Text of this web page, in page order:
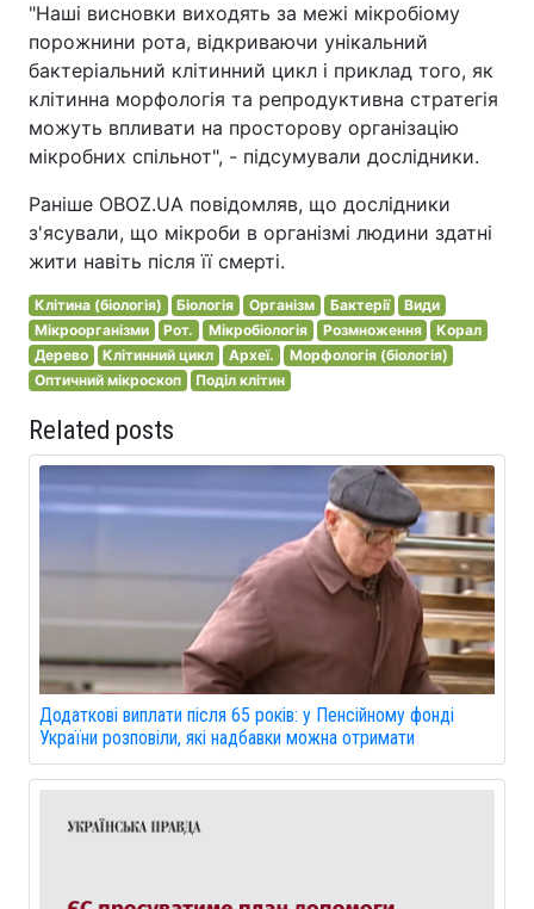
"Наші висновки виходять за межі мікробіому
порожнини рота, відкриваючи унікальний
бактеріальний клітинний цикл і приклад того, як
клітинна морфологія та репродуктивна стратегія
можуть впливати на просторову організацію
мікробних спільнот", - підсумували дослідники.
Раніше OBOZ.UA повідомляв, що дослідники
з'ясували, що мікроби в організмі людини здатні
жити навіть після її смерті.
Клітина (біологія) Біологія Організм Бактерії
Види
Мікроорганізми
Рот. Мікробіологія Розмноження
Корал
Дерево
Клітинний цикл Археї.
Морфологія (біологія)
Оптичний мікроскоп
Поділ клітин
Related posts
Додаткові виплати після 65 років: у Пенсійному фонді
України розповіли, які надбавки можна отримати